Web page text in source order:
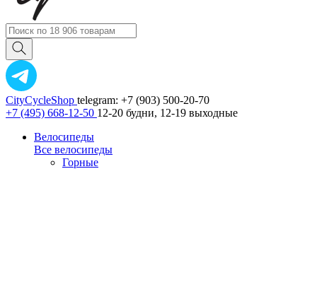
CityCycleShop telegram: +7 (903) 500-20-70
+7 (495) 668-12-50 12-20 будни, 12-19 выходные
Велосипеды
Все велосипеды
Горные